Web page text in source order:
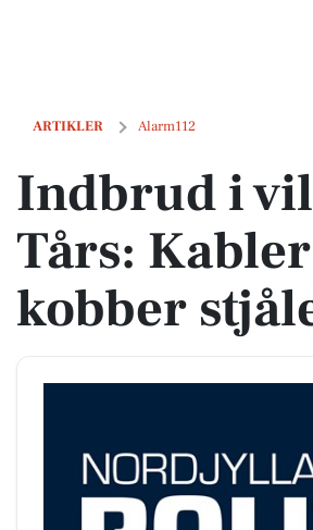
ARTIKLER Alarm112
Indbrud i villa i Tårs: Kabler og kobber
Indbrud i
Tårs:
kobber